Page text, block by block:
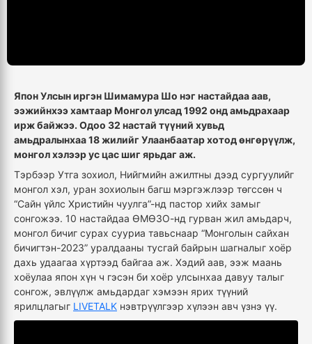
Япон Улсын иргэн Шимамура Шо нэг настайдаа аав,
ээжийнхээ хамтаар Монгол улсад 1992 онд амьдрахаар
ирж байжээ. Одоо 32 настай түүний хувьд
амьдралынхаа 18 жилийг Улаанбаатар хотод өнгөрүүлж,
монгол хэлээр ус цас шиг ярьдаг аж.
Тэрбээр Утга зохиол, Нийгмийн ажилтны дээд сургуулийг
монгол хэл, уран зохиолын багш мэргэжлээр төгссөн ч
“Сайн үйлс Христийн чуулга”-нд пастор хийх замыг
сонгожээ. 10 настайдаа ӨМӨЗО-нд гурван жил амьдарч,
монгол бичиг сурах сууриа тавьснаар “Монголын сайхан
бичигтэн-2023” уралдааны тусгай байрын шагналыг хоёр
дахь удаагаа хүртээд байгаа аж. Хэдий аав, ээж маань
хоёулаа япон хүн ч гэсэн би хоёр улсынхаа давуу талыг
сонгож, эвлүүлж амьдардаг хэмээн ярих түүний
ярилцлагыг LIVETALK нэвтрүүлгээр хүлээн авч үзнэ үү.